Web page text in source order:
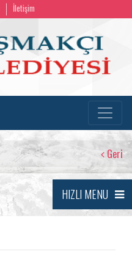
İletişim
Geri
HIZLI MENU